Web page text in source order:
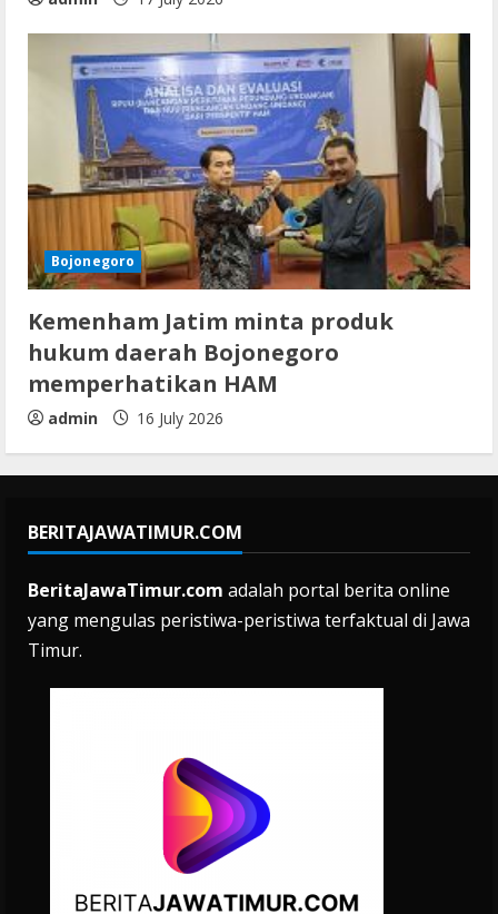
Bojonegoro
Kemenham Jatim minta produk
hukum daerah Bojonegoro
memperhatikan HAM
admin 16 July 2026
BERITAJAWATIMUR.COM
BeritaJawaTimur.com adalah portal berita online
yang mengulas peristiwa-peristiwa terfaktual di Jawa
Timur.